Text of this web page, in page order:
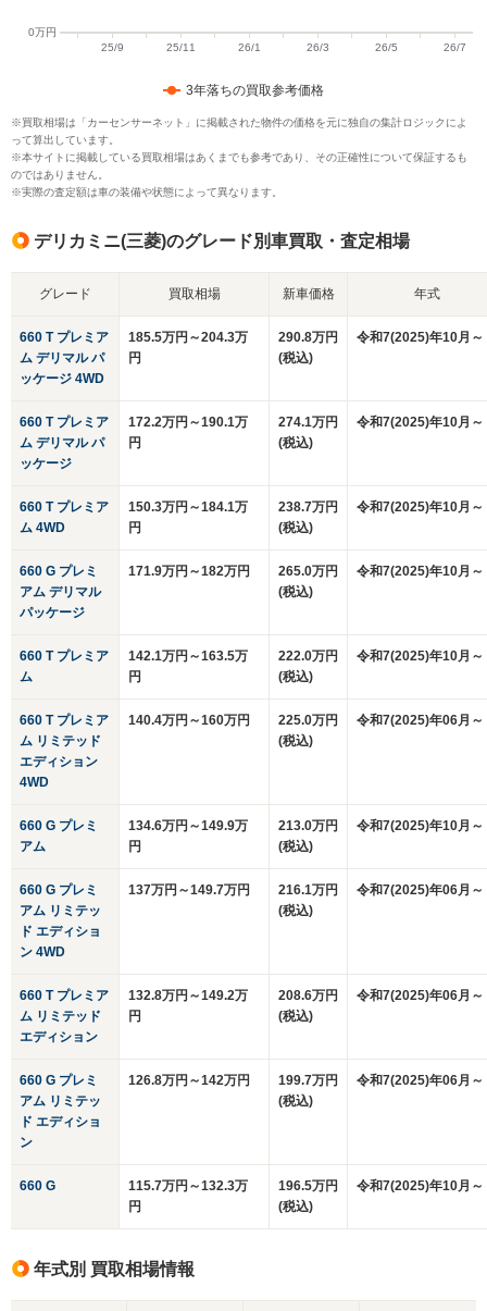
3年落ちの買取参考価格
※買取相場は「カーセンサーネット」に掲載された物件の価格を元に独自の集計ロジックによ
って算出しています。
※本サイトに掲載している買取相場はあくまでも参考であり、その正確性について保証するも
のではありません。
※実際の査定額は車の装備や状態によって異なります。
デリカミニ(三菱)のグレード別車買取・査定相場
グレード 買取相場 新車価格 年式
660 T プレミア
ム デリマル パ
ッケージ 4WD
185.5万円～204.3万
円
290.8万円
(税込)
令和7(2025)年10月～
660 T プレミア
ム デリマル パ
ッケージ
172.2万円～190.1万
円
274.1万円
(税込)
令和7(2025)年10月～
660 T プレミア
ム 4WD
150.3万円～184.1万
円
238.7万円
(税込)
令和7(2025)年10月～
660 G プレミ
アム デリマル
パッケージ
171.9万円～182万円
265.0万円
(税込)
令和7(2025)年10月～
660 T プレミア
ム
142.1万円～163.5万
円
222.0万円
(税込)
令和7(2025)年10月～
660 T プレミア
ム リミテッド
エディション
4WD
140.4万円～160万円
225.0万円
(税込)
令和7(2025)年06月～
660 G プレミ
アム
134.6万円～149.9万
円
213.0万円
(税込)
令和7(2025)年10月～
660 G プレミ
アム リミテッ
ド エディショ
ン 4WD
137万円～149.7万円
216.1万円
(税込)
令和7(2025)年06月～
660 T プレミア
ム リミテッド
エディション
132.8万円～149.2万
円
208.6万円
(税込)
令和7(2025)年06月～
660 G プレミ
アム リミテッ
ド エディショ
ン
126.8万円～142万円
199.7万円
(税込)
令和7(2025)年06月～
660 G
115.7万円～132.3万
円
196.5万円
(税込)
令和7(2025)年10月～
年式別 買取相場情報